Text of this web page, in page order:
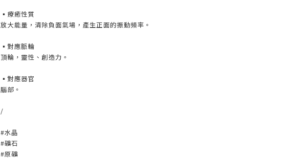
▪️療癒性質
放大能量，清除負面氣場，產生正面的振動頻率。
▪️對應脈輪
頂輪，靈性、創造力。
▪️對應器官
腦部。
/
#水晶
#礦石
#原礦